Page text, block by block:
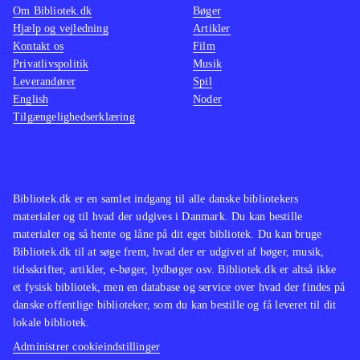
Bibliotek.dk er en samlet indgang til alle danske bibliotekers
materialer og til hvad der udgives i Danmark. Du kan bestille
materialer og så hente og låne på dit eget bibliotek. Du kan bruge
Bibliotek.dk til at søge frem, hvad der er udgivet af bøger, musik,
tidsskrifter, artikler, e-bøger, lydbøger osv. Bibliotek.dk er altså ikke
et fysisk bibliotek, men en database og service over hvad der findes på
danske offentlige biblioteker, som du kan bestille og få leveret til dit
lokale bibliotek.
Administrer cookieindstillinger
Om Bibliotek.dk
Hjælp og vejledning
Kontakt os
Privatlivspolitik
Leverandører
English
Tilgængelighedserklæring
Bøger
Artikler
Film
Musik
Spil
Noder